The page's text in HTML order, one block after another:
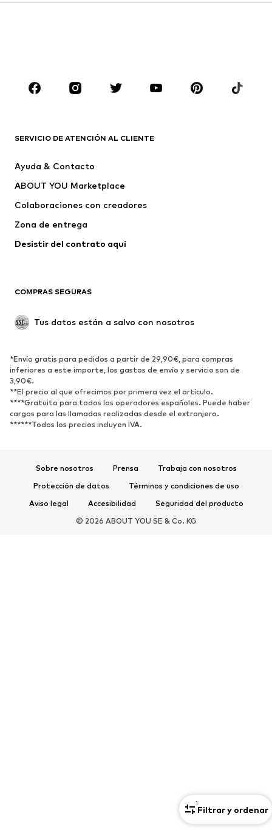
1
Filtrar y ordenar
Zapatos
Deporte
Vestidos
Camisetas y tops
Chaquetas
Jerséis y punto
Ropa interior
Abrigos
Tallas grandes
Reciclado
ZAPATOS
Nuevo
Zapatillas de deporte
Botines
Zapatos de tacón y plataforma Botas
Zapatillas de casa
Exclusivo
Camisetas y tops
Chaquetas y abrigos
SERVICIO DE ATENCIÓN AL CLIENTE
Ayuda & Contacto
ABOUT YOU Marketplace
Colaboraciones con creadores
Zona de entrega
Desistir del contrato aquí
COMPRAS SEGURAS
Tus datos están a salvo con nosotros
*Envío gratis para pedidos a partir de 29,90€, para compras
inferiores a este importe, los gastos de envío y servicio son de
3,90€.
**El precio al que ofrecimos por primera vez el artículo.
****Gratuito para todos los operadores españoles. Puede haber
cargos para las llamadas realizadas desde el extranjero.
******Todos los precios incluyen IVA.
Sobre nosotros Prensa
Trabaja con nosotros
Protección de datos
Términos y condiciones de uso
Aviso legal
Accesibilidad
Seguridad del producto
© 2026 ABOUT YOU SE & Co. KG